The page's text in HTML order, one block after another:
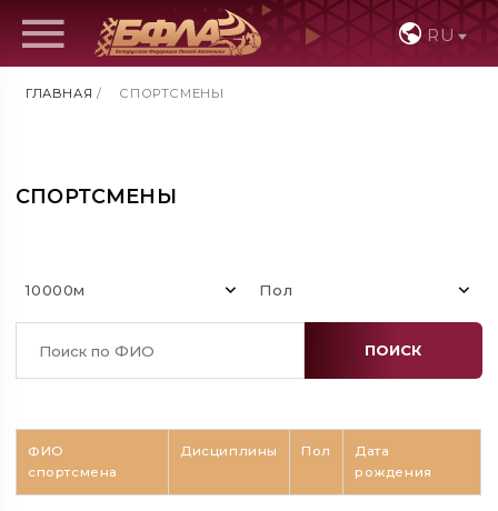
RU
ГЛАВНАЯ / СПОРТСМЕНЫ
СПОРТСМЕНЫ
10000м Пол
ПОИСК
ФИО
спортсмена
Дисциплины Пол
Дата
рождения